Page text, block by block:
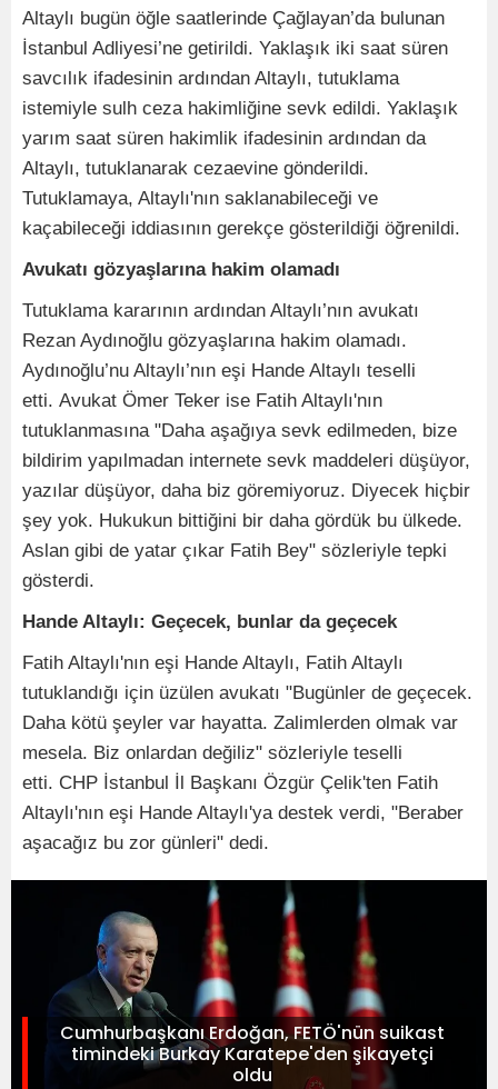
Altaylı bugün öğle saatlerinde Çağlayan’da bulunan
İstanbul Adliyesi’ne getirildi. Yaklaşık iki saat süren
savcılık ifadesinin ardından Altaylı, tutuklama
istemiyle sulh ceza hakimliğine sevk edildi. Yaklaşık
yarım saat süren hakimlik ifadesinin ardından da
Altaylı, tutuklanarak cezaevine gönderildi.
Tutuklamaya, Altaylı'nın saklanabileceği ve
kaçabileceği iddiasının gerekçe gösterildiği öğrenildi.
Avukatı gözyaşlarına hakim olamadı
Tutuklama kararının ardından Altaylı’nın avukatı
Rezan Aydınoğlu gözyaşlarına hakim olamadı.
Aydınoğlu’nu Altaylı’nın eşi Hande Altaylı teselli
etti. Avukat Ömer Teker ise Fatih Altaylı'nın
tutuklanmasına "Daha aşağıya sevk edilmeden, bize
bildirim yapılmadan internete sevk maddeleri düşüyor,
yazılar düşüyor, daha biz göremiyoruz. Diyecek hiçbir
şey yok. Hukukun bittiğini bir daha gördük bu ülkede.
Aslan gibi de yatar çıkar Fatih Bey" sözleriyle tepki
gösterdi.
Hande Altaylı: Geçecek, bunlar da geçecek
Fatih Altaylı'nın eşi Hande Altaylı, Fatih Altaylı
tutuklandığı için üzülen avukatı "Bugünler de geçecek.
Daha kötü şeyler var hayatta. Zalimlerden olmak var
mesela. Biz onlardan değiliz" sözleriyle teselli
etti. CHP İstanbul İl Başkanı Özgür Çelik'ten Fatih
Altaylı'nın eşi Hande Altaylı'ya destek verdi, "Beraber
aşacağız bu zor günleri" dedi.
Cumhurbaşkanı Erdoğan, FETÖ'nün suikast
timindeki Burkay Karatepe'den şikayetçi
oldu